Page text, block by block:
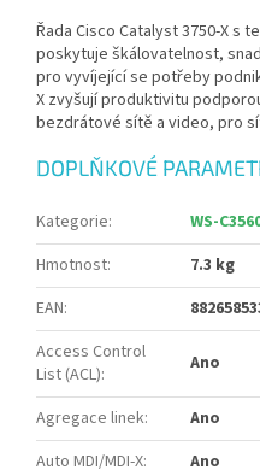
Řada Cisco Catalyst 3750-X s
poskytuje škálovatelnost,
pro vyvíjející se potřeby
X zvyšují produktivitu
bezdrátové sítě a video, pro
DOPLŇKOVÉ
Kategorie:
WS-
Hmotnost:
7.3 kg
EAN:
Access Control
List (ACL): Ano
Agregace linek:
Ano
Auto MDI/MDI-X:
Ano